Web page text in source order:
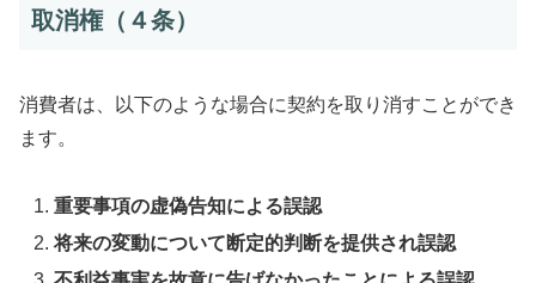
取消権（４条）
消費者は、以下のような場合に契約を取り消すことができ
ます。
重要事項の虚偽告知による誤認
将来の変動について断定的判断を提供され誤認